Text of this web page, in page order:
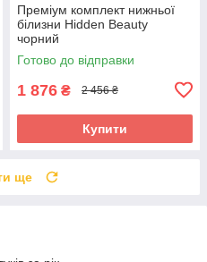
Преміум комплект нижньої
білизни Hidden Beauty
чорний
Готово до відправки
1 876 ₴ 2 456 ₴
Купити
ще